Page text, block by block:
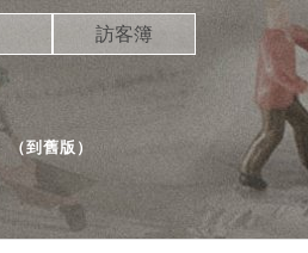
（到舊版 ）
訪客簿